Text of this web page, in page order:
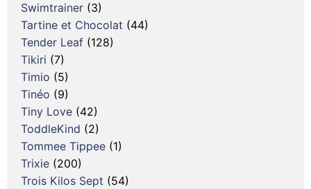
Swimtrainer (3)
Tartine et Chocolat (44)
Tender Leaf (128)
Tikiri (7)
Timio (5)
Tinéo (9)
Tiny Love (42)
ToddleKind (2)
Tommee Tippee (1)
Trixie (200)
Trois Kilos Sept (54)